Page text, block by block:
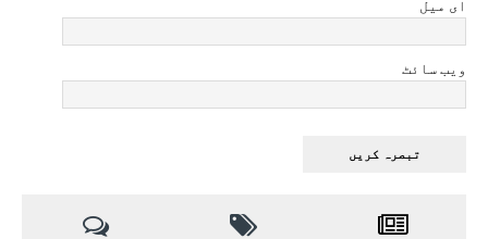
ای میل
ویب سائٹ